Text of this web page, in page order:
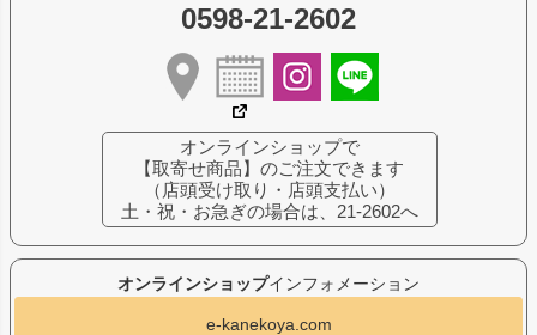
オンラインショップインフォメーション
e-kanekoya.com
0598-21-2602
オンラインショップで
【取寄せ商品】のご注文できます
（店頭受け取り・店頭支払い）
土・祝・お急ぎの場合は、21-2602へ